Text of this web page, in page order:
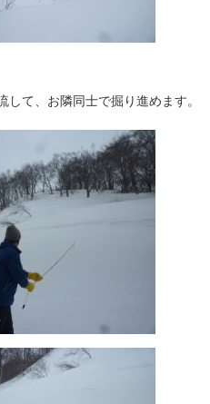
て、お隣同士で掘り進めます。